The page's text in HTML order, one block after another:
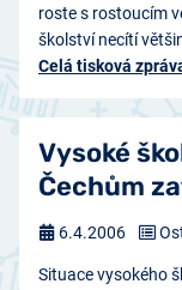
roste s rostoucím
školství necítí
Celá tisková
Vysoké
Čechům
Situace vysokého
6.4.2006